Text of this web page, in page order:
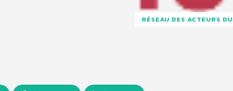
RÉSEAU DES ACTEURS